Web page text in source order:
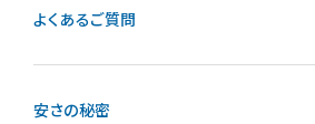
よくあるご質問
安さの秘密